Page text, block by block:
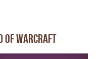
of Warcraft